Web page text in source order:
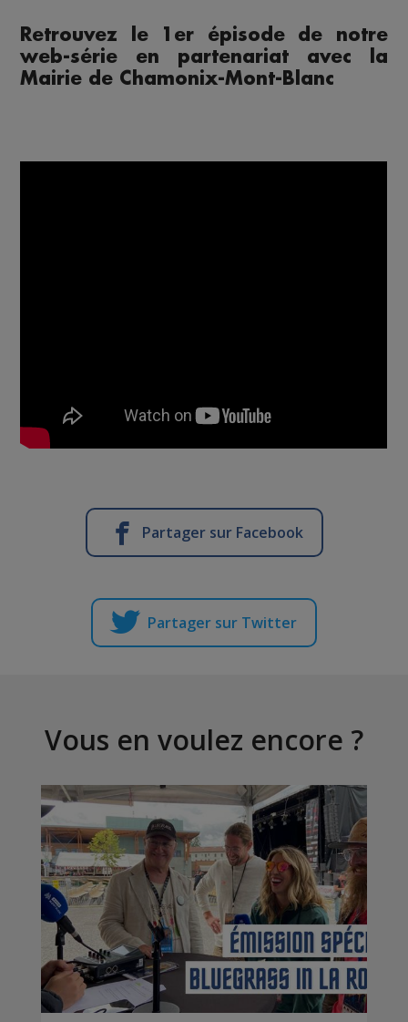
Retrouvez le 1er épisode de notre
web-série en partenariat avec la
Mairie de Chamonix-Mont-Blanc
Partager sur Facebook
Partager sur Twitter
Vous en voulez encore ?